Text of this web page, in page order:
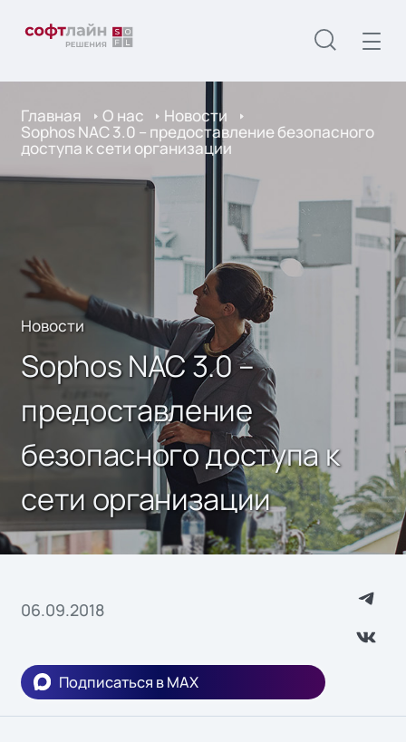
Главная О нас Новости
Sophos NAC 3.0 – предоставление безопасного
доступа к сети организации
Новости
Sophos NAC 3.0 –
предоставление
безопасного доступа к
сети организации
06.09.2018
Подписаться в MAX